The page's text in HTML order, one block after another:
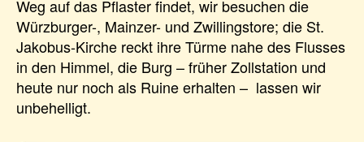
Weg auf das Pflaster findet, wir besuchen die
Würzburger-, Mainzer- und Zwillingstore; die St.
Jakobus-Kirche reckt ihre Türme nahe des Flusses
in den Himmel, die Burg – früher Zollstation und
heute nur noch als Ruine erhalten – lassen wir
unbehelligt.